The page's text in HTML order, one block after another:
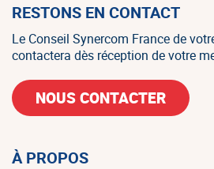
RESTONS EN CONTACT
Le Conseil Synercom France de
contactera dès réception de votre
NOUS CONTACTER
À PROPOS